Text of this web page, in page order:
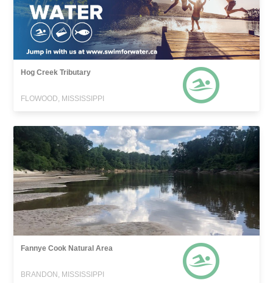
Hog Creek Tributary
FLOWOOD, MISSISSIPPI
Fannye Cook Natural Area
BRANDON, MISSISSIPPI